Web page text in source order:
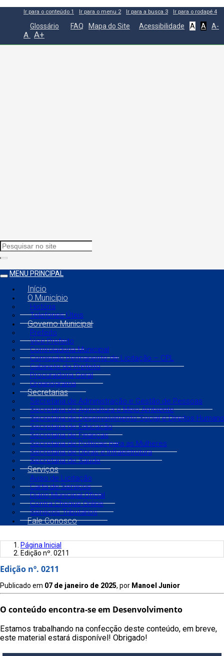
Ir para o conteúdo 1 Ir para o menu 2 Ir para a busca 3 Ir para o rodapé 4
Glossário FAQ Mapa do Site Acessibilidade A A A-
A A+
MENU PRINCIPAL
Início
O Município
História
Telefones Úteis
Governo Municipal
Prefeito
Vice Prefeito
Controladoria Municipal
Comissão Permanente de Licitação – CPL
Gabinete do Prefeito
Procuradoria Geral
Organograma
Secretarias
Secretaria de Administração e Gestão de Pessoas
Secretaria de Agricultura e Meio Ambiente
Secretaria de Desenvolvimento Social e Direitos
Secretaria de Educação
Secretaria de Finanças
Secretaria de Políticas para as Mulheres
Secretaria de Obras e Infraestrutura
Secretaria de Saúde
Serviços
Aviso de Licitação
Carta de Serviços
Diário Municipal Oficial
Contra Cheque Online
Serviços Tributários
Fale Conosco
Página Inicial
Edição nº. 0211
Edição nº. 0211
Publicado em 07 de janeiro de 2025, por Manoel Junior
O conteúdo encontra-se em Desenvolvimento
Estamos trabalhando na confecção deste conteúdo, em breve,
este material estará disponível! Obrigado!